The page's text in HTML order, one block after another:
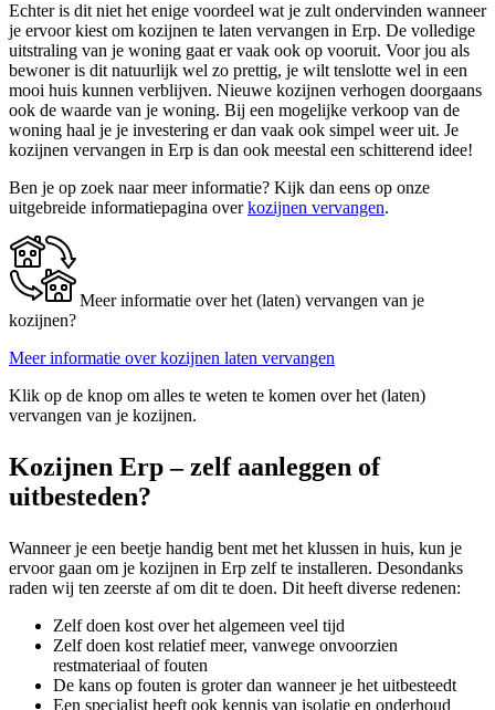
Echter is dit niet het enige voordeel wat je zult ondervinden wanneer
je ervoor kiest om kozijnen te laten vervangen in Erp. De volledige
uitstraling van je woning gaat er vaak ook op vooruit. Voor jou als
bewoner is dit natuurlijk wel zo prettig, je wilt tenslotte wel in een
mooi huis kunnen verblijven. Nieuwe kozijnen verhogen doorgaans
ook de waarde van je woning. Bij een mogelijke verkoop van de
woning haal je je investering er dan vaak ook simpel weer uit. Je
kozijnen vervangen in Erp is dan ook meestal een schitterend idee!
Ben je op zoek naar meer informatie? Kijk dan eens op onze
uitgebreide informatiepagina overkozijnen vervangen.
Meer informatie over het (laten) vervangen van je
kozijnen?
Meer informatie over kozijnen laten vervangen
Klik op de knop om alles te weten te komen over het (laten)
vervangen van je kozijnen.
Kozijnen Erp – zelf aanleggen of
uitbesteden?
Wanneer je een beetje handig bent met het klussen in huis, kun je
ervoor gaan om je kozijnen in Erp zelf te installeren. Desondanks
raden wij ten zeerste af om dit te doen. Dit heeft diverse redenen:
Zelf doen kost over het algemeen veel tijd
Zelf doen kost relatief meer, vanwege onvoorzien
restmateriaal of fouten
De kans op fouten is groter dan wanneer je het uitbesteedt
Een specialist heeft ook kennis van isolatie en onderhoud